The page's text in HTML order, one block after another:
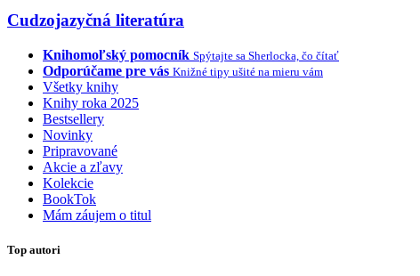
Cudzojazyčná literatúra
Knihomoľský pomocník Spýtajte sa Sherlocka, čo čítať
Odporúčame pre vás Knižné tipy ušité na mieru vám
Všetky knihy
Knihy roka 2025
Bestsellery
Novinky
Pripravované
Akcie a zľavy
Kolekcie
BookTok
Mám záujem o titul
Top autori